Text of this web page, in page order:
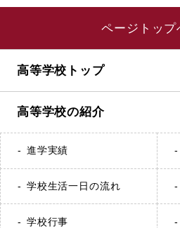
ページトップ
高等学校トップ
高等学校の紹介
進学実績
学校生活一日の流れ
学校行事